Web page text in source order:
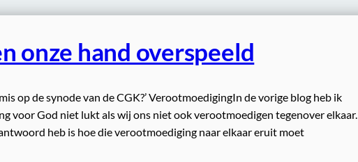
onze hand overspeeld
op de synode van de CGK?’ VerootmoedigingIn de vorige blog heb ik
voor God niet lukt als wij ons niet ook verootmoedigen tegenover elkaar.
heb is hoe die verootmoediging naar elkaar eruit moet